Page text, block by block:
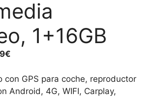
1+16GB
€
actual
es:
con GPS para coche, reproductor
Android, 4G, WIFI, Carplay,